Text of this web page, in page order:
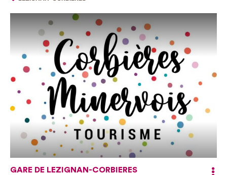
GARE DE LEZIGNAN-CORBIERES